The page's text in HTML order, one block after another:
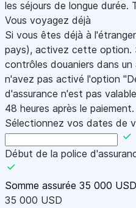
les séjours de longue
Vous voyagez déjà
Si vous êtes déjà à
pays), activez cette option.
contrôles douaniers dans
n'avez pas activé l'option
d'assurance n'est pas
48 heures après le paiement.
Sélectionnez vos dates de
Début de la police
Somme assurée 35 000 USD
35 000 USD